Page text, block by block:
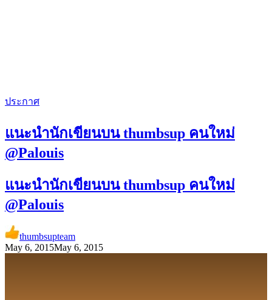
ประกาศ
แนะนำนักเขียนบน thumbsup คนใหม่
@Palouis
แนะนำนักเขียนบน thumbsup คนใหม่
@Palouis
thumbsupteam
May 6, 2015May 6, 2015